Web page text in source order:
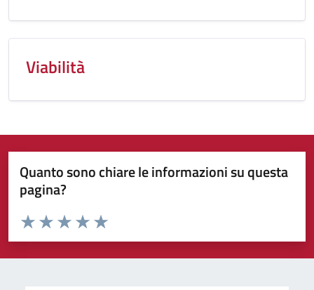
Viabilità
Quanto sono chiare le informazioni su questa
pagina?
Valuta da 1 a 5 stelle la pagina
Valuta 5 stelle su 5
Valuta 4 stelle su 5
Valuta 3 stelle su 5
Valuta 2 stelle su 5
Valuta 1 stelle su 5